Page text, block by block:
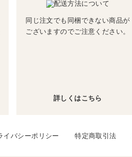
同じ注文でも同梱できない商品が
ございますのでご注意ください。
詳しくはこちら
イバシーポリシー 特定商取引法